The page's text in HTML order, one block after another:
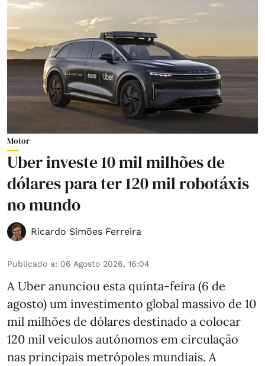
Motor
Uber investe 10 mil milhões de
dólares para ter 120 mil robotáxis
no mundo
Ricardo Simões Ferreira
Publicado a: 06 Agosto 2026, 16:04
A Uber anunciou esta quinta-feira (6 de
agosto) um investimento global massivo de 10
mil milhões de dólares destinado a colocar
120 mil veículos autónomos em circulação
nas principais metrópoles mundiais. A